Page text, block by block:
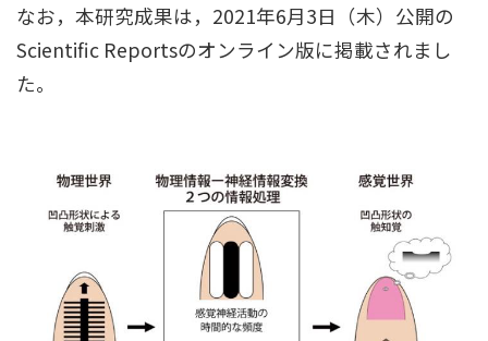
なお，本研究成果は，2021年6月3日（木）公開の
Scientific Reportsのオンライン版に掲載されまし
た。